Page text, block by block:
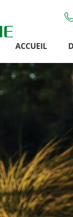
ACCUEIL